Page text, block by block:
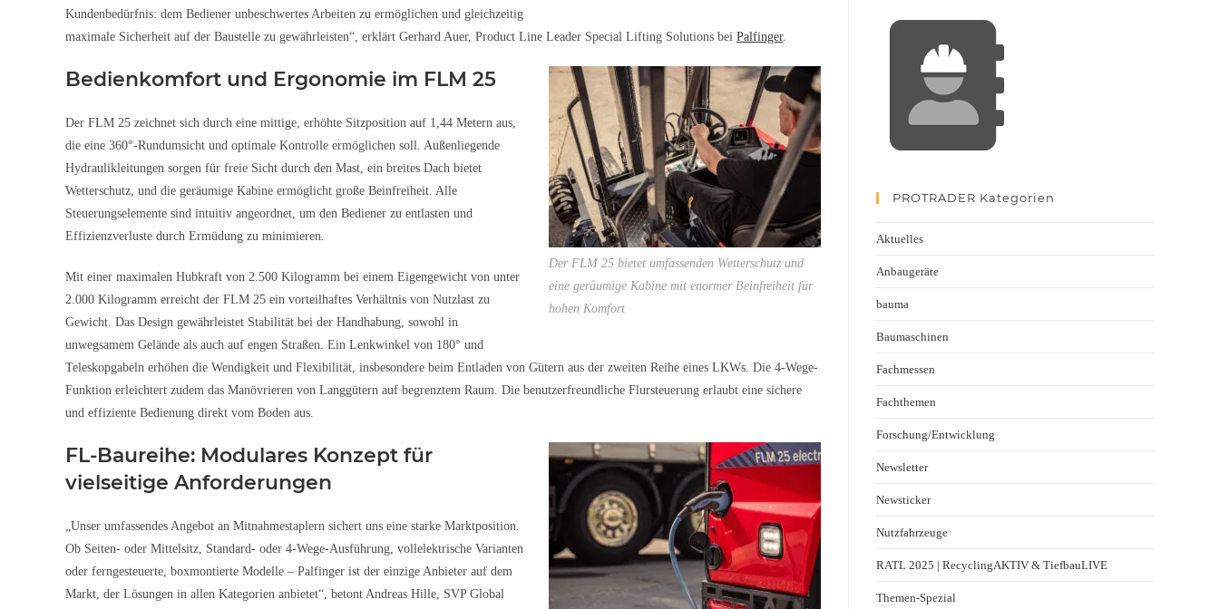
Kundenbedürfnis: dem Bediener unbeschwertes Arbeiten zu ermöglichen und gleichzeitig
maximale Sicherheit auf der Baustelle zu gewährleisten“, erklärt Gerhard Auer, Product Line Leader Special Lifting Solutions bei Palfinger.
Der FLM 25 bietet umfassenden Wetterschutz und
eine geräumige Kabine mit enormer Beinfreiheit für
hohen Komfort
Bedienkomfort und Ergonomie im FLM 25
Der FLM 25 zeichnet sich durch eine mittige, erhöhte Sitzposition auf 1,44 Metern aus,
die eine 360°-Rundumsicht und optimale Kontrolle ermöglichen soll. Außenliegende
Hydraulikleitungen sorgen für freie Sicht durch den Mast, ein breites Dach bietet
Wetterschutz, und die geräumige Kabine ermöglicht große Beinfreiheit. Alle
Steuerungselemente sind intuitiv angeordnet, um den Bediener zu entlasten und
Effizienzverluste durch Ermüdung zu minimieren.
Mit einer maximalen Hubkraft von 2.500 Kilogramm bei einem Eigengewicht von unter
2.000 Kilogramm erreicht der FLM 25 ein vorteilhaftes Verhältnis von Nutzlast zu
Gewicht. Das Design gewährleistet Stabilität bei der Handhabung, sowohl in
unwegsamem Gelände als auch auf engen Straßen. Ein Lenkwinkel von 180° und
Teleskopgabeln erhöhen die Wendigkeit und Flexibilität, insbesondere beim Entladen von Gütern aus der zweiten Reihe eines LKWs. Die 4-Wege-
Funktion erleichtert zudem das Manövrieren von Langgütern auf begrenztem Raum. Die benutzerfreundliche Flursteuerung erlaubt eine sichere
und effiziente Bedienung direkt vom Boden aus.
FL-Baureihe: Modulares Konzept für
vielseitige Anforderungen
„Unser umfassendes Angebot an Mitnahmestaplern sichert uns eine starke Marktposition.
Ob Seiten- oder Mittelsitz, Standard- oder 4-Wege-Ausführung, vollelektrische Varianten
oder ferngesteuerte, boxmontierte Modelle – Palfinger ist der einzige Anbieter auf dem
Markt, der Lösungen in allen Kategorien anbietet“, betont Andreas Hille, SVP Global
PROTRADER Kategorien
Aktuelles
Anbaugeräte
bauma
Baumaschinen
Fachmessen
Fachthemen
Forschung/Entwicklung
Newsletter
Newsticker
Nutzfahrzeuge
RATL 2025 | RecyclingAKTIV & TiefbauLIVE
Themen-Spezial